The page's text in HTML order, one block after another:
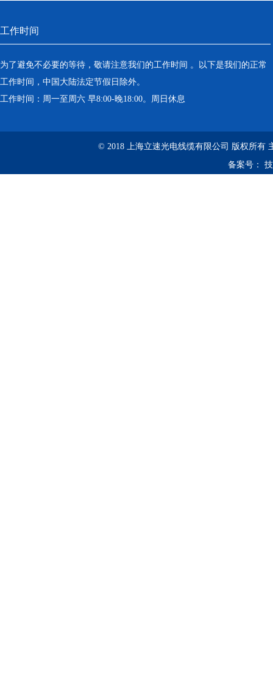
工作时间
为了避免不必要的等待，敬请注意我们的工作时间 。以下是我们的正常
工作时间，中国大陆法定节假日除外。
工作时间：周一至周六 早8:00-晚18:00。周日休息
© 2018 上海立速光电线缆有限公司 版权所有
备案号：